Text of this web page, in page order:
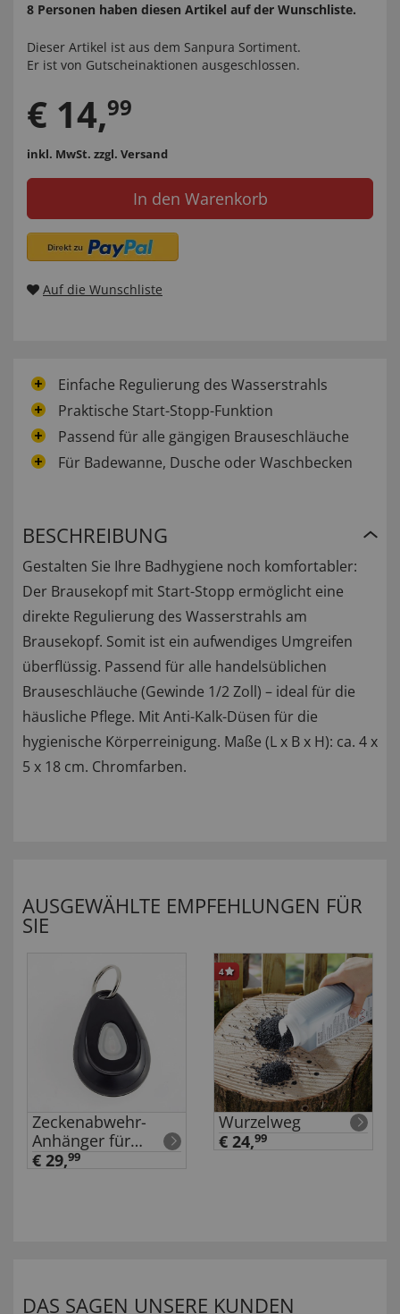
8 Personen haben diesen Artikel auf der Wunschliste.
Dieser Artikel ist aus dem Sanpura Sortiment.
Er ist von Gutscheinaktionen ausgeschlossen.
€ 14,99
inkl. MwSt. zzgl. Versand
In den Warenkorb
Auf die Wunschliste
Einfache Regulierung des Wasserstrahls
Praktische Start-Stopp-Funktion
Passend für alle gängigen Brauseschläuche
Für Badewanne, Dusche oder Waschbecken
BESCHREIBUNG
Gestalten Sie Ihre Badhygiene noch komfortabler:
Der Brausekopf mit Start-Stopp ermöglicht eine
direkte Regulierung des Wasserstrahls am
Brausekopf. Somit ist ein aufwendiges Umgreifen
überflüssig. Passend für alle handelsüblichen
Brauseschläuche (Gewinde 1/2 Zoll) – ideal für die
häusliche Pflege. Mit Anti-Kalk-Düsen für die
hygienische Körperreinigung. Maße (L x B x H): ca. 4 x
5 x 18 cm. Chromfarben.
AUSGEWÄHLTE EMPFEHLUNGEN FÜR
SIE
Zeckenabwehr-
Anhänger für
Haustiere
€ 29,99
4
Wurzelweg
€ 24,99
DAS SAGEN UNSERE KUNDEN